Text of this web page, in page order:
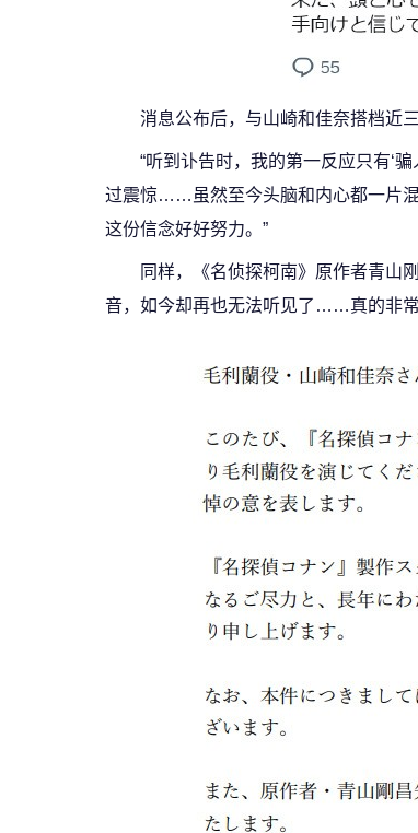
消息公布后，与山崎和佳奈搭档近
“听到讣告时，我的第一反应只有‘
过震惊……虽然至今头脑和内心都一片
这份信念好好努力。”
同样，《名侦探柯南》原作者青山
音，如今却再也无法听见了……真的非